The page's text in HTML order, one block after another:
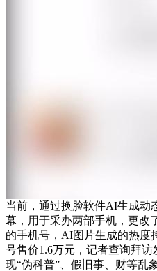
当前，通过换脸软件AI生成动
幕，用于采办两部手机，更改
的手机号，AI图片生成的热度
号售价1.6万元，记者查询拜
现“伪科普”、假旧事、财等乱